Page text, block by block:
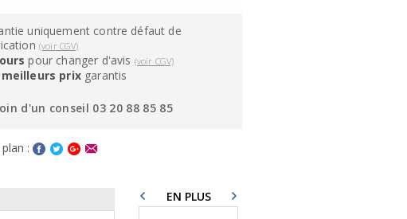
uniquement contre défaut de
(voir CGV)
pour changer d'avis (voir CGV)
meilleurs prix garantis
d'un conseil 03 20 88 85 85
:
EN PLUS